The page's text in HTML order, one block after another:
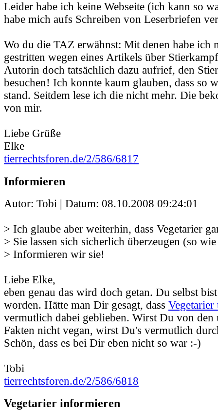
Leider habe ich keine Webseite (ich kann so
habe mich aufs Schreiben von Leserbriefen
Wo du die TAZ erwähnst: Mit denen habe ich
gestritten wegen eines Artikels über
Autorin doch tatsächlich dazu aufrief, den
besuchen! Ich konnte kaum glauben, dass so
stand. Seitdem lese ich die nicht mehr. Die
von mir.
Liebe Grüße
Elke
tierrechtsforen.de/2/586/6817
Informieren
Autor: Tobi | Datum: 08.10.2008 09:24:01
> Ich glaube aber weiterhin, dass Vegetarier
> Sie lassen sich sicherlich überzeugen (so
> Informieren wir sie!
Liebe Elke,
eben genau das wird doch getan. Du selbst
worden. Hätte man Dir gesagt, dass
vermutlich dabei geblieben. Wirst Du von den
Fakten nicht vegan, wirst Du's vermutlich
Schön, dass es bei Dir eben nicht so war :-)
Tobi
tierrechtsforen.de/2/586/6818
Vegetarier informieren